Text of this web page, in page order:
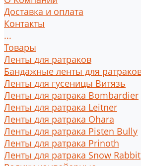
Доставка и оплата
Контакты
...
Товары
Ленты для ратраков
Бандажные ленты для
Ленты для гусеницы Витязь
Ленты для ратрака Bombardier
Ленты для ратрака Leitner
Ленты для ратрака Ohara
Ленты для ратрака Pisten Bully
Ленты для ратрака Prinoth
Ленты для ратрака Snow Rabbit